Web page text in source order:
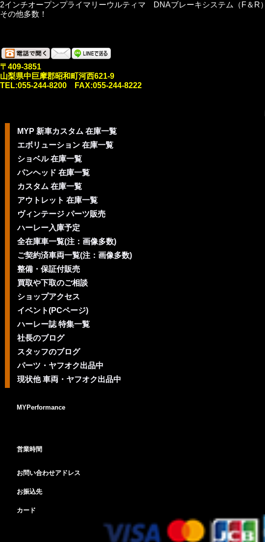
2インチオープンプライマリーウルティマ DNAブレーキシステム（F＆R）
その他多数！
〒409-3851
山梨県中巨摩郡昭和町河西621-9
TEL:055-244-8200 FAX:055-244-8222
MYP 新車カスタム 在庫一覧
エボリューション 在庫一覧
ショベル 在庫一覧
パンヘッド 在庫一覧
カスタム 在庫一覧
アウトレット 在庫一覧
ヴィンテージ パーツ販売
ハーレー入庫予定
全在庫車一覧(注：画像多数)
ご契約済車両一覧(注：画像多数)
整備・保証付販売
買取や下取のご相談
ショップアクセス
イベント(PCページ)
ハーレー誌 特集一覧
社長のブログ
スタッフのブログ
パーツ・ヤフオク出品中
現状他 車両・ヤフオク出品中
MYPerformance
営業時間
お問い合わせアドレス
お振込先
カード